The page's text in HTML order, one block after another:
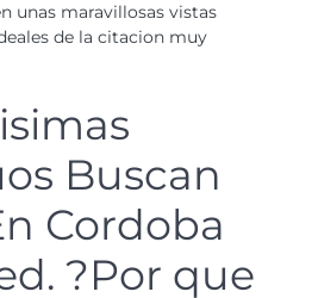
unas maravillosas vistas
de la citacion muy
Buscan
Cordoba
?Por que